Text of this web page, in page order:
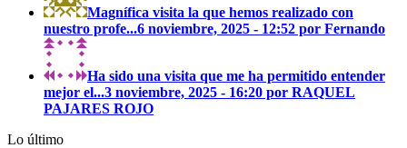
Magnífica visita la que hemos realizado con
nuestro profe...6 noviembre, 2025 - 12:52 por Fernando
Ha sido una visita que me ha permitido entender
mejor el...3 noviembre, 2025 - 16:20 por RAQUEL
PAJARES ROJO
Lo último